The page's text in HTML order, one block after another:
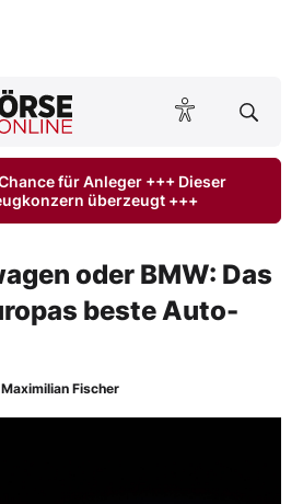
BÖRSE ONLINE lesen
für Anleger +++ Dieser
überzeugt +++
oder BMW: Das
beste Auto-
Maximilian Fischer